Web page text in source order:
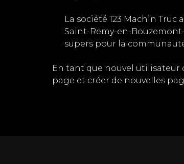
La société 123 Machin Truc
Saint-Remy-en-
supers pour la
En tant que nouvel utilisateur
page et créer de nouvelles